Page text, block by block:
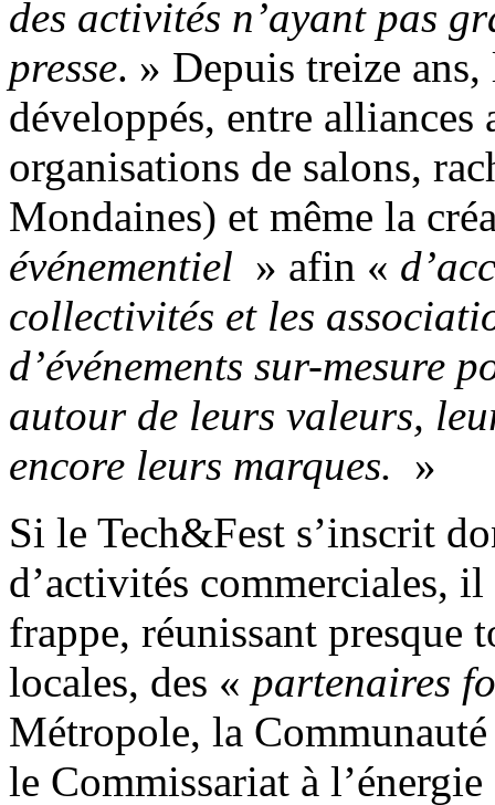
des activités n’ayant pas
presse. » Depuis treize ans,
développés, entre alliances
organisations de salons,
Mondaines) et même la
événementiel » afin «
collectivités et les
d’événements sur-mesure
autour de leurs valeurs,
encore leurs marques. »
Si le Tech&Fest s’inscrit
d’activités commerciales,
frappe, réunissant presque
locales, des « partenaires
Métropole, la
le Commissariat à